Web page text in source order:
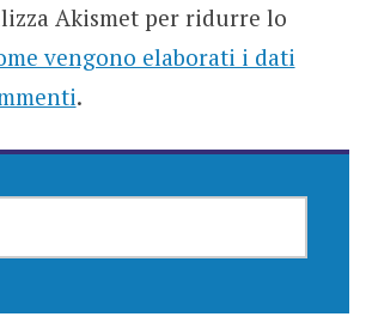
Akismet per ridurre lo
vengono elaborati i dati
.